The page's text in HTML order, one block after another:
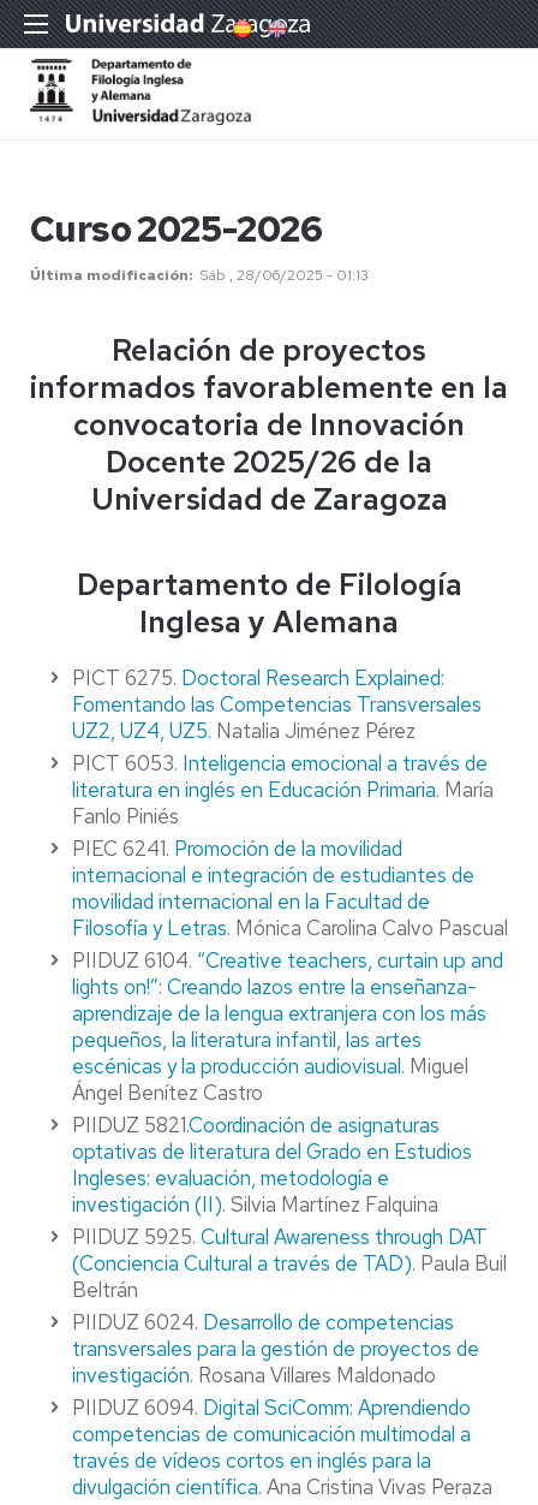
Curso 2025-2026
Última modificación Sáb , 28/06/2025 - 01:13
Relación de proyectos
informados favorablemente en la
convocatoria de Innovación
Docente 2025/26 de la
Universidad de Zaragoza
Departamento de Filología
Inglesa y Alemana
PICT 6275. Doctoral Research Explained:
Fomentando las Competencias Transversales
UZ2, UZ4, UZ5. Natalia Jiménez Pérez
PICT 6053. Inteligencia emocional a través de
literatura en inglés en Educación Primaria. María
Fanlo Piniés
PIEC 6241. Promoción de la movilidad
internacional e integración de estudiantes de
movilidad internacional en la Facultad de
Filosofía y Letras. Mónica Carolina Calvo Pascual
PIIDUZ 6104. “Creative teachers, curtain up and
lights on!”: Creando lazos entre la enseñanza-
aprendizaje de la lengua extranjera con los más
pequeños, la literatura infantil, las artes
escénicas y la producción audiovisual. Miguel
Ángel Benítez Castro
PIIDUZ 5821.Coordinación de asignaturas
optativas de literatura del Grado en Estudios
Ingleses: evaluación, metodología e
investigación (II). Silvia Martínez Falquina
PIIDUZ 5925. Cultural Awareness through DAT
(Conciencia Cultural a través de TAD). Paula Buil
Beltrán
PIIDUZ 6024. Desarrollo de competencias
transversales para la gestión de proyectos de
investigación. Rosana Villares Maldonado
PIIDUZ 6094. Digital SciComm: Aprendiendo
competencias de comunicación multimodal a
través de vídeos cortos en inglés para la
divulgación científica. Ana Cristina Vivas Peraza